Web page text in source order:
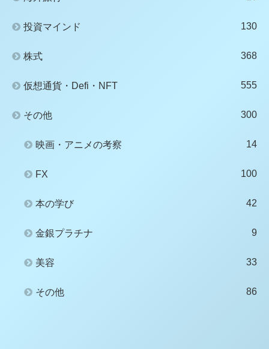
投資マインド 130
株式 368
仮想通貨・Defi・NFT 555
その他 300
映画・アニメの考察 14
FX 100
本の学び 42
金銀プラチナ 9
美容 33
その他 86